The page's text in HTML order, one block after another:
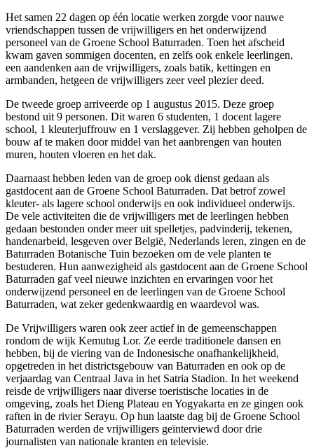
Het samen 22 dagen op één locatie werken zorgde voor nauwe
vriendschappen tussen de vrijwilligers en het onderwijzend
personeel van de Groene School Baturraden. Toen het afscheid
kwam gaven sommigen docenten, en zelfs ook enkele leerlingen,
een aandenken aan de vrijwilligers, zoals batik, kettingen en
armbanden, hetgeen de vrijwilligers zeer veel plezier deed.
De tweede groep arriveerde op 1 augustus 2015. Deze groep
bestond uit 9 personen. Dit waren 6 studenten, 1 docent lagere
school, 1 kleuterjuffrouw en 1 verslaggever. Zij hebben geholpen de
bouw af te maken door middel van het aanbrengen van houten
muren, houten vloeren en het dak.
Daarnaast hebben leden van de groep ook dienst gedaan als
gastdocent aan de Groene School Baturraden. Dat betrof zowel
kleuter- als lagere school onderwijs en ook individueel onderwijs.
De vele activiteiten die de vrijwilligers met de leerlingen hebben
gedaan bestonden onder meer uit spelletjes, padvinderij, tekenen,
handenarbeid, lesgeven over België, Nederlands leren, zingen en de
Baturraden Botanische Tuin bezoeken om de vele planten te
bestuderen. Hun aanwezigheid als gastdocent aan de Groene School
Baturraden gaf veel nieuwe inzichten en ervaringen voor het
onderwijzend personeel en de leerlingen van de Groene School
Baturraden, wat zeker gedenkwaardig en waardevol was.
De Vrijwilligers waren ook zeer actief in de gemeenschappen
rondom de wijk Kemutug Lor. Ze eerde traditionele dansen en
hebben, bij de viering van de Indonesische onafhankelijkheid,
opgetreden in het districtsgebouw van Baturraden en ook op de
verjaardag van Centraal Java in het Satria Stadion. In het weekend
reisde de vrijwilligers naar diverse toeristische locaties in de
omgeving, zoals het Dieng Plateau en Yogyakarta en ze gingen ook
raften in de rivier Serayu. Op hun laatste dag bij de Groene School
Baturraden werden de vrijwilligers geïnterviewd door drie
journalisten van nationale kranten en televisie.